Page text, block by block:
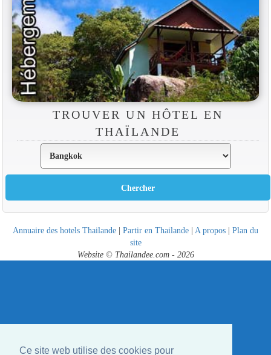
Ce site web utilise des cookies pour
TROUVER UN HÔTEL EN
THAÏLANDE
Annuaire des hotels Thailande | Partir en Thailande | A propos | Plan du
site
Website © Thailandee.com - 2026